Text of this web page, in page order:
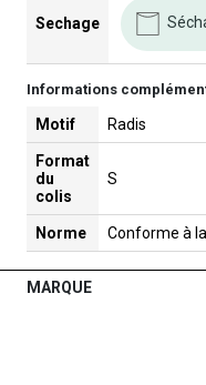
Sechage
Informations
Motif Radis
Format
du
colis
S
Norme Conforme à
MARQUE